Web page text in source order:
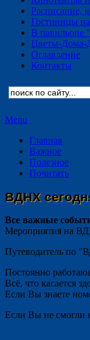
Расписание,
Гостиницы
В павильоне
Цветы-Дома-
Оглавление
Контакты
Menu
Главная
Важное
Полезное
Почитать
ВДНХ
Все важные
Мероприятия на
Путеводитель по
Постоянно
Всё, что касается
Если Вы знаете
Если Вы не смогли